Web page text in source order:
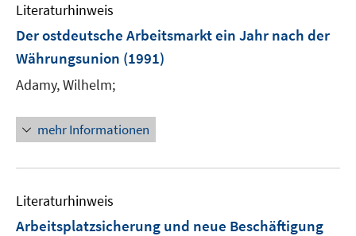
Literaturhinweis
Der ostdeutsche Arbeitsmarkt ein Jahr nach der
Währungsunion (1991)
Adamy, Wilhelm;
mehr Informationen
Literaturhinweis
Arbeitsplatzsicherung und neue Beschäftigung